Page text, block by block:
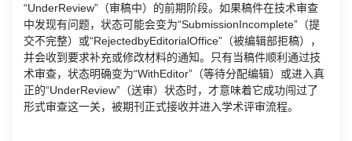
“UnderReview”（审稿中）的前期阶段。如果稿件在技术审查
中发现有问题，状态可能会变为“SubmissionIncomplete”（提
交不完整）或“RejectedbyEditorialOffice”（被编辑部拒稿），
并会收到要求补充或修改材料的通知。只有当稿件顺利通过技
术审查，状态明确变为“WithEditor”（等待分配编辑）或进入真
正的“UnderReview”（送审）状态时，才意味着它成功闯过了
形式审查这一关，被期刊正式接收并进入学术评审流程。